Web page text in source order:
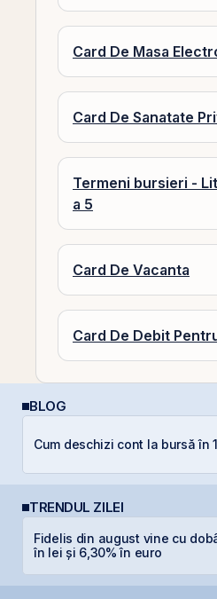
Card De Masa
Card De Sanatate
Termeni bursieri -
a 5
Card De Vacanta
Card De Debit
BLOG
Cum deschizi cont la bursă în
TRENDUL ZILEI
Fidelis din august vine cu
în lei și 6,30% în euro